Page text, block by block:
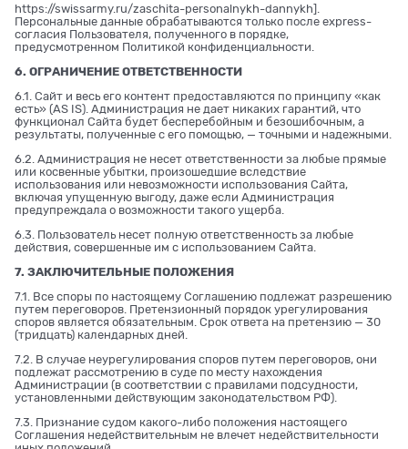
https://swissarmy.ru/zaschita-personalnykh-dannykh].
Персональные данные обрабатываются только после express-
согласия Пользователя, полученного в порядке,
предусмотренном Политикой конфиденциальности.
6. ОГРАНИЧЕНИЕ ОТВЕТСТВЕННОСТИ
6.1. Сайт и весь его контент предоставляются по принципу «как
есть» (AS IS). Администрация не дает никаких гарантий, что
функционал Сайта будет бесперебойным и безошибочным, а
результаты, полученные с его помощью, — точными и надежными.
6.2. Администрация не несет ответственности за любые прямые
или косвенные убытки, произошедшие вследствие
использования или невозможности использования Сайта,
включая упущенную выгоду, даже если Администрация
предупреждала о возможности такого ущерба.
6.3. Пользователь несет полную ответственность за любые
действия, совершенные им с использованием Сайта.
7. ЗАКЛЮЧИТЕЛЬНЫЕ ПОЛОЖЕНИЯ
7.1. Все споры по настоящему Соглашению подлежат разрешению
путем переговоров. Претензионный порядок урегулирования
споров является обязательным. Срок ответа на претензию — 30
(тридцать) календарных дней.
7.2. В случае неурегулирования споров путем переговоров, они
подлежат рассмотрению в суде по месту нахождения
Администрации (в соответствии с правилами подсудности,
установленными действующим законодательством РФ).
7.3. Признание судом какого-либо положения настоящего
Соглашения недействительным не влечет недействительности